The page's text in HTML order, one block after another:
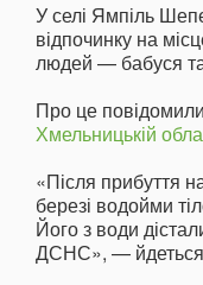
У селі Ямпіль
відпочинку на
людей — бабуся та
Про це
Хмельницькій
«Після прибуття
березі водойми
Його з води
ДСНС», — йдеться